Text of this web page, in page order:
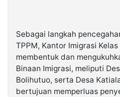
Sebagai langkah
TPPM, Kantor Imigrasi
membentuk dan
Binaan Imigrasi, meliputi
Bolihutuo, serta Desa
bertujuan memperluas